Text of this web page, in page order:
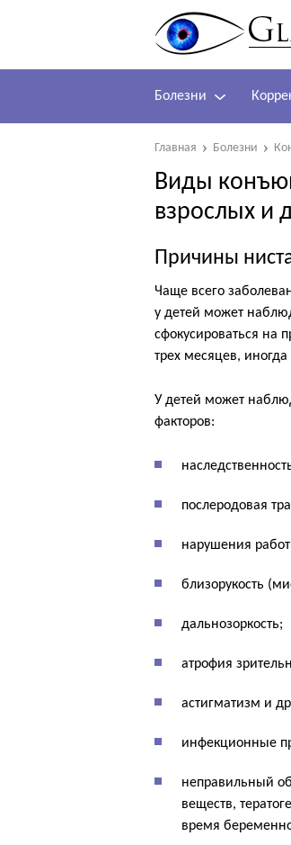
Болезни
Главная Болезни
Виды
взрослых и
Причины
Чаще всего
у детей может
сфокусироваться на
трех месяцев,
У детей может
факторов:
послеродовая
нарушения
близорукость
дальнозоркость;
атрофия
астигматизм и
инфекционные
неправильный
веществ,
время